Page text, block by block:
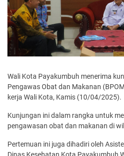
Wali Kota Payakumbuh menerima
Pengawas Obat dan Makanan
kerja Wali Kota, Kamis (10/04/2025).
Kunjungan ini dalam rangka untuk
pengawasan obat dan makanan di
Pertemuan ini juga dihadiri oleh
Dinas Kesehatan Kota Payakumbuh